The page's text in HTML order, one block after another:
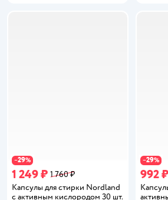
−29%
1 249 ₽ 1 760 ₽
Капсулы для стирки Nordland
с активным кислородом 30 шт.
−29%
992 ₽